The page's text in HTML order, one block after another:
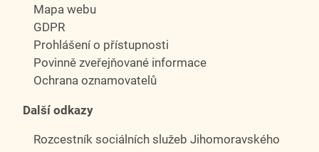
Mapa webu
GDPR
Prohlášení o přístupnosti
Povinně zveřejňované informace
Ochrana oznamovatelů
Další odkazy
Rozcestník sociálních služeb Jihomoravského